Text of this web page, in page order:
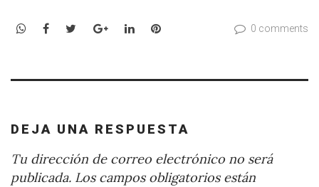
WhatsApp
Facebook
TwitterGoogle+LinkedInPinterest 0 comments
DEJA UNA RESPUESTA
Tu dirección de correo electrónico no será
publicada. Los campos obligatorios están